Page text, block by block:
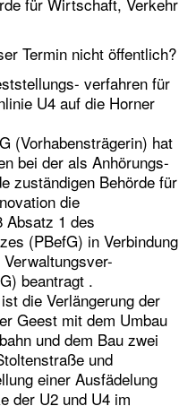
Termin nicht öffentlich?
verfahren für
U4 auf die Horner
(Vorhabensträgerin) hat
bei der als Anhörungs-
zuständigen Behörde für
die
Absatz 1 des
(PBefG) in Verbindung
beantragt .
die Verlängerung der
Geest mit dem Umbau
und dem Bau zwei
und
einer Ausfädelung
der U2 und U4 im